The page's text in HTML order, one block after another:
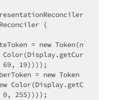
{
69, 19))));
Color(Display.getC
0, 255))));